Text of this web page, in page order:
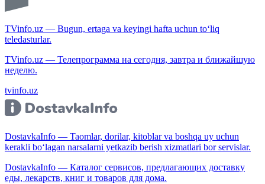
TVinfo.uz — Bugun, ertaga va keyingi hafta uchun to‘liq
teledasturlar.
TVinfo.uz — Телепрограмма на сегодня, завтра и ближайшую
неделю.
tvinfo.uz
DostavkaInfo — Taomlar, dorilar, kitoblar va boshqa uy uchun
kerakli bo‘lagan narsalarni yetkazib berish xizmatlari bor servislar.
DostavkaInfo — Каталог сервисов, предлагающих доставку
еды, лекарств, книг и товаров для дома.